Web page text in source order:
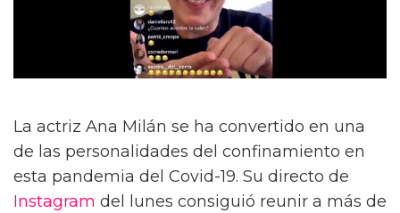
La actriz Ana Milán se ha convertido en una
de las personalidades del confinamiento en
esta pandemia del Covid-19. Su directo de
Instagram del lunes consiguió reunir a más de